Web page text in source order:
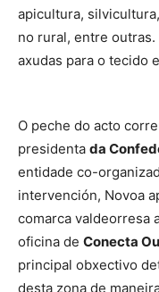
apicultura,
no rural, entre
axudas para o tecido
O peche do acto
presidenta da
entidade co-
intervención, Novoa
comarca valdeorresa
oficina de Conecta
principal obxectivo
desta zona de